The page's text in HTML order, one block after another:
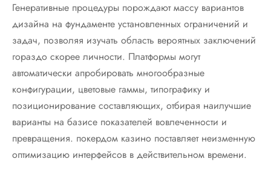
Генеративные процедуры порождают массу вариантов
дизайна на фундаменте установленных ограничений и
задач, позволяя изучать область вероятных заключений
гораздо скорее личности. Платформы могут
автоматически апробировать многообразные
конфигурации, цветовые гаммы, типографику и
позиционирование составляющих, отбирая наилучшие
варианты на базисе показателей вовлеченности и
превращения. покердом казино поставляет неизменную
оптимизацию интерфейсов в действительном времени.